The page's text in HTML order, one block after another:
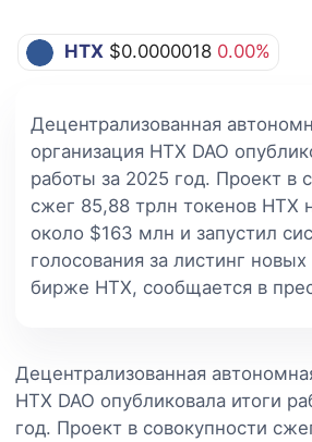
HTX $0.0000018 0.00%
Децентрализованная
организация HTX DAO
работы за 2025 год. Проект в
сжег 85,88 трлн токенов HTX
около $163 млн и запустил
голосования за листинг новых
бирже HTX, сообщается в
Децентрализованная
HTX DAO опубликовала итоги
год. Проект в совокупности